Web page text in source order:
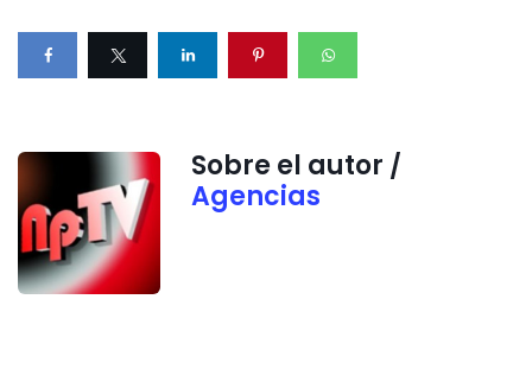
Sobre el autor /
Agencias